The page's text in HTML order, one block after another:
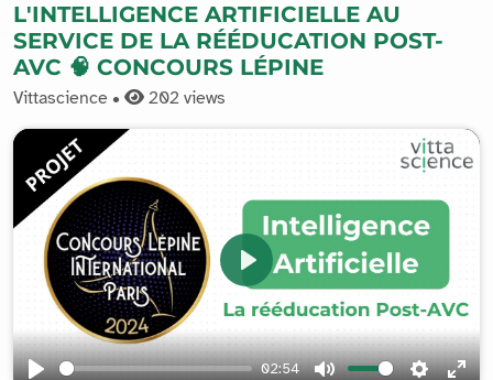
L'INTELLIGENCE ARTIFICIELLE AU
SERVICE DE LA RÉÉDUCATION POST-
AVC 🧠 CONCOURS LÉPINE
Vittascience • 202 views
02:54
Play